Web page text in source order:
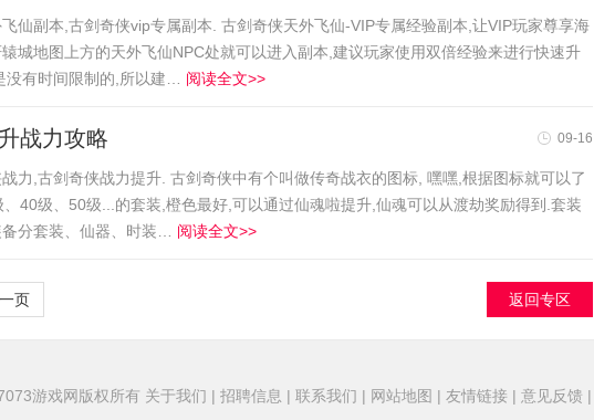
仙副本,古剑奇侠vip专属副本. 古剑奇侠天外飞仙-VIP专属经验副本,让VIP玩家尊享海
城地图上方的天外飞仙NPC处就可以进入副本,建议玩家使用双倍经验来进行快速升
没有时间限制的,所以建… 阅读全文>>
战力攻略 09-16
力,古剑奇侠战力提升. 古剑奇侠中有个叫做传奇战衣的图标, 嘿嘿,根据图标就可以了
40级、50级...的套装,橙色最好,可以通过仙魂啦提升,仙魂可以从渡劫奖励得到.套装
分套装、仙器、时装… 阅读全文>>
返回专区
页
游戏网版权所有 关于我们 | 招聘信息 | 联系我们 | 网站地图 | 友情链接 | 意见反馈 |